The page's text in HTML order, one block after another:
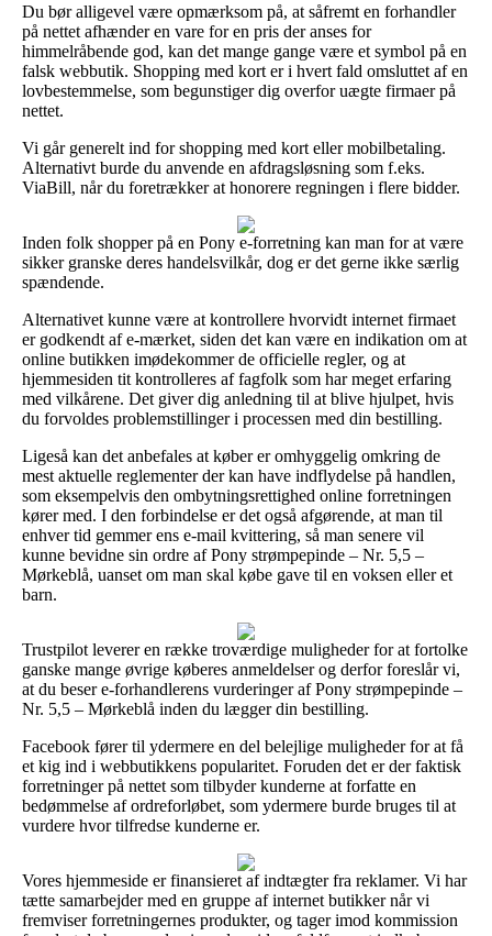
Du bør alligevel være opmærksom på, at såfremt en forhandler
på nettet afhænder en vare for en pris der anses for
himmelråbende god, kan det mange gange være et symbol på en
falsk webbutik. Shopping med kort er i hvert fald omsluttet af en
lovbestemmelse, som begunstiger dig overfor uægte firmaer på
nettet.
Vi går generelt ind for shopping med kort eller mobilbetaling.
Alternativt burde du anvende en afdragsløsning som f.eks.
ViaBill, når du foretrækker at honorere regningen i flere bidder.
Inden folk shopper på en Pony e-forretning kan man for at være
sikker granske deres handelsvilkår, dog er det gerne ikke særlig
spændende.
Alternativet kunne være at kontrollere hvorvidt internet firmaet
er godkendt af e-mærket, siden det kan være en indikation om at
online butikken imødekommer de officielle regler, og at
hjemmesiden tit kontrolleres af fagfolk som har meget erfaring
med vilkårene. Det giver dig anledning til at blive hjulpet, hvis
du forvoldes problemstillinger i processen med din bestilling.
Ligeså kan det anbefales at køber er omhyggelig omkring de
mest aktuelle reglementer der kan have indflydelse på handlen,
som eksempelvis den ombytningsrettighed online forretningen
kører med. I den forbindelse er det også afgørende, at man til
enhver tid gemmer ens e-mail kvittering, så man senere vil
kunne bevidne sin ordre af Pony strømpepinde – Nr. 5,5 –
Mørkeblå, uanset om man skal købe gave til en voksen eller et
barn.
Trustpilot leverer en række troværdige muligheder for at fortolke
ganske mange øvrige køberes anmeldelser og derfor foreslår vi,
at du beser e-forhandlerens vurderinger af Pony strømpepinde –
Nr. 5,5 – Mørkeblå inden du lægger din bestilling.
Facebook fører til ydermere en del belejlige muligheder for at få
et kig ind i webbutikkens popularitet. Foruden det er der faktisk
forretninger på nettet som tilbyder kunderne at forfatte en
bedømmelse af ordreforløbet, som ydermere burde bruges til at
vurdere hvor tilfredse kunderne er.
Vores hjemmeside er finansieret af indtægter fra reklamer. Vi har
tætte samarbejder med en gruppe af internet butikker når vi
fremviser forretningernes produkter, og tager imod kommission